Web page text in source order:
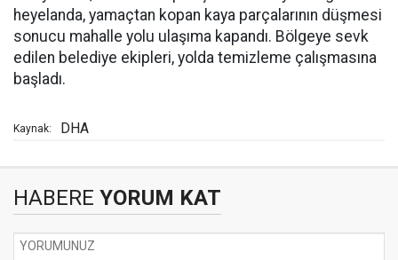
heyelanda, yamaçtan kopan kaya parçalarının düşmesi
sonucu mahalle yolu ulaşıma kapandı. Bölgeye sevk
edilen belediye ekipleri, yolda temizleme çalışmasına
başladı.
Kaynak: DHA
HABERE YORUM KAT